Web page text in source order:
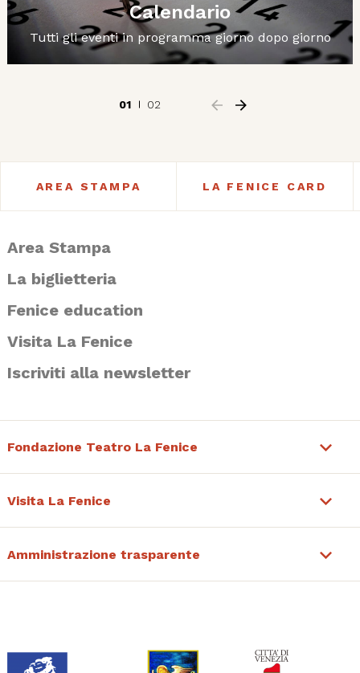
Calendario
Tutti gli eventi in programma giorno dopo giorno
01 02
AREA STAMPA LA FENICE CARD
Area Stampa
La biglietteria
Fenice education
Visita La Fenice
Iscriviti alla newsletter
Fondazione Teatro La Fenice
Visita La Fenice
Amministrazione trasparente